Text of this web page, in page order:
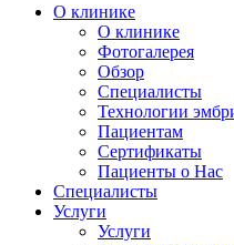
О клинике
О клинике
Фотогалерея
Обзор
Специалисты
Технологии
Пациентам
Сертификаты
Пациенты о Нас
Специалисты
Услуги
Услуги